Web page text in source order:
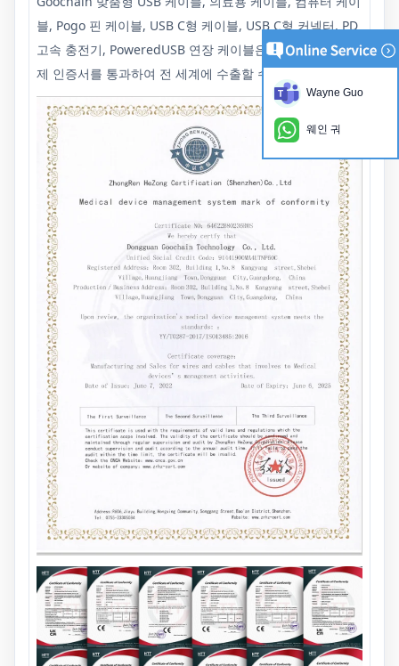
블, Pogo 핀 케이블, USB C형 케이블, USB C형 커넥터, PD
고속 충전기, PoweredUSB 연장 케이블은 모두 필요한 국
제 인증서를 통과하여 전 세계에 수출할 수 있습니다. 세계,
Wayne Guo
웨인 궈